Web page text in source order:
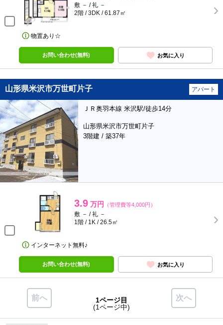
敷 － / 礼 －
2階 / 3DK / 61.87㎡
物置あり☆
お問い合わせ(無料) お気に入り
山形県米沢市万世町片子 アパート
ＪＲ奥羽本線 米沢駅/徒歩14分
山形県米沢市万世町片子
3階建 / 築37年
3.9 万円 （管理費等4,000円）
敷 － / 礼 －
1階 / 1K / 26.5㎡
インターネット無料♪
お問い合わせ(無料) お気に入り
前へ 次へ
1ページ目
(1ページ中)